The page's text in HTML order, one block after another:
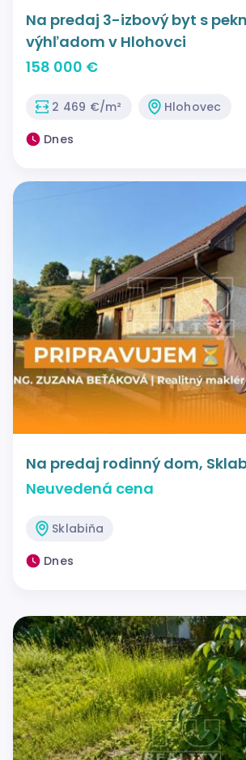
Na predaj 3-izbový byt s
výhľadom v Hlohovci
158 000 €
2 469 €/m²
Hlohovec
Dnes
Na predaj rodinný dom,
Neuvedená cena
Sklabiňa
Dnes